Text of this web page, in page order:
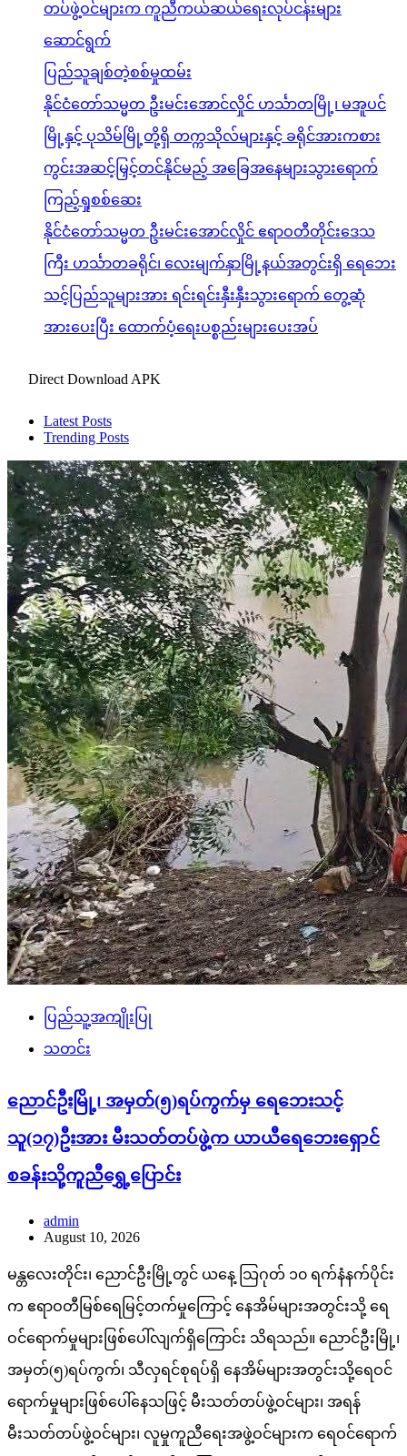
တပ်ဖွဲ့ဝင်များက ကူညီကယ်ဆယ်ရေးလုပ်ငန်းများ
ဆောင်ရွက်
ပြည်သူချစ်တဲ့စစ်မှုထမ်း
နိုင်ငံတော်သမ္မတ ဦးမင်းအောင်လှိုင် ဟင်္သာတမြို့၊ မအူပင်
မြို့နှင့် ပုသိမ်မြို့တို့ရှိ တက္ကသိုလ်များနှင့် ခရိုင်အားကစား
ကွင်းအဆင့်မြှင့်တင်နိုင်မည့် အခြေအနေများသွားရောက်
ကြည့်ရှုစစ်ဆေး
နိုင်ငံတော်သမ္မတ ဦးမင်းအောင်လှိုင် ဧရာဝတီတိုင်းဒေသ
ကြီး ဟင်္သာတခရိုင်၊ လေးမျက်နှာမြို့နယ်အတွင်းရှိ ရေဘေး
သင့်ပြည်သူများအား ရင်းရင်းနှီးနှီးသွားရောက် တွေ့ဆုံ
အားပေးပြီး ထောက်ပံ့ရေးပစ္စည်းများပေးအပ်
Direct Download APK
Latest Posts
Trending Posts
ပြည်သူ့အကျိုးပြု
သတင်း
ညောင်ဦးမြို့၊ အမှတ်(၅)ရပ်ကွက်မှ ရေဘေးသင့်
သူ(၁၇)ဦးအား မီးသတ်တပ်ဖွဲ့က ယာယီရေဘေးရှောင်
စခန်းသို့ကူညီရွှေ့ပြောင်း
admin
August 10, 2026
မန္တလေးတိုင်း၊ ညောင်ဦးမြို့တွင် ယနေ့ သြဂုတ် ၁၀ ရက်နံနက်ပိုင်း
က ဧရာဝတီမြစ်ရေမြင့်တက်မှုကြောင့် နေအိမ်များအတွင်းသို့ ရေ
ဝင်ရောက်မှုများဖြစ်ပေါ်လျက်ရှိကြောင်း သိရသည်။ ညောင်ဦးမြို့၊
အမှတ်(၅)ရပ်ကွက်၊ သီလှရင်စုရပ်ရှိ နေအိမ်များအတွင်းသို့ရေဝင်
ရောက်မှုများဖြစ်ပေါ်နေသဖြင့် မီးသတ်တပ်ဖွဲ့ဝင်များ၊ အရန်
မီးသတ်တပ်ဖွဲ့ဝင်များ၊ လူမှုကူညီရေးအဖွဲ့ဝင်များက ရေဝင်ရောက်